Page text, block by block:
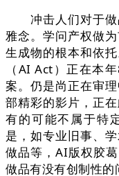
冲击人们对于做
雅念。学问产权做
生成物的根本和依
（AI Act）正在本
案。仍是尚正在审
部精彩的影片，正
有的可能不属于特
是，如专业旧事、
做品等，AI版权胶
做品有没有创制性